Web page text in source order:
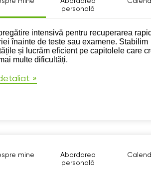
personală
mine
intensivă pentru recuperarea
înainte de teste sau examene. Stabilim
și lucrăm eficient pe capitolele care
multe dificultăți.
»
mine
Abordarea
personală